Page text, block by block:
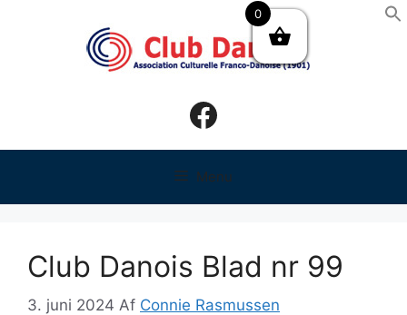
Facebook
Menu
Club Danois Blad nr 99
3. juni 2024 Af Connie Rasmussen
0